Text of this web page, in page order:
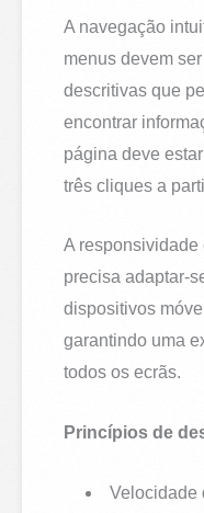
A navegação
menus devem
descritivas que
encontrar
página deve
três cliques a
A responsividade
precisa adaptar-
dispositivos
garantindo uma
todos os ecrãs.
Princípios de
Velocidade